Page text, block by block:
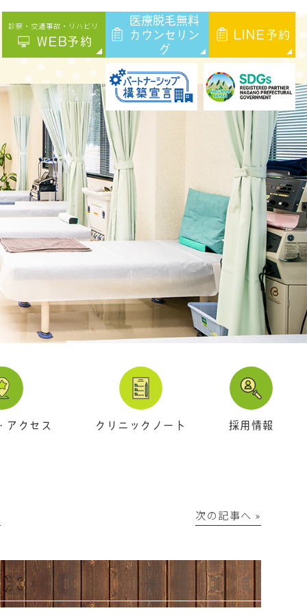
診察・交通事故・リハビリ
WEB予約
医療脱毛無料
カウンセリン
グ
LINE予約
アクセス クリニックノート 採用情報
次の記事へ »